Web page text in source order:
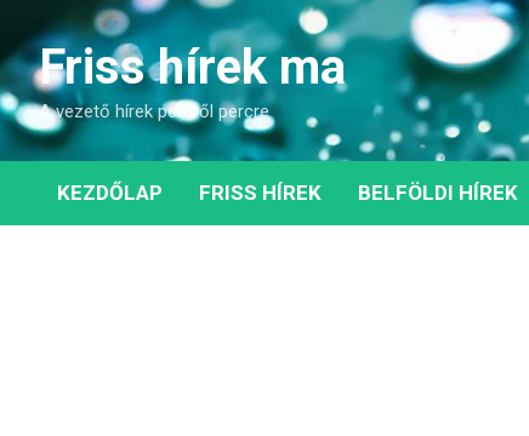
contentFriss hírek ma
A vezető hírek percről percre
KEZDŐLAP FRISS HÍREK BELFÖLDI HÍREK